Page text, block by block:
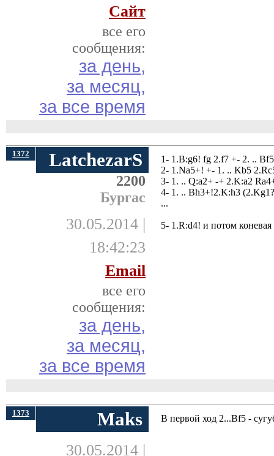
Сайт
все его
сообщения:
за день,
за месяц,
за все время
1372 LatchezarS
2200
Бургас
30.05.2014 |
18:42:23
Email
все его
сообщения:
за день,
за месяц,
за все время
1- 1.B:g6! fg 2.f7 +- 2. ..
2- 1.Na5+! +- 1. .. Kb5
3- 1. .. Q:a2+ -+ 2.K:a2
4- 1. .. Bh3+!2.K:h3
...
5- 1.R:d4! и потом
1373 Maks
30.05.2014 |
В первой ход 2...Bf5 -